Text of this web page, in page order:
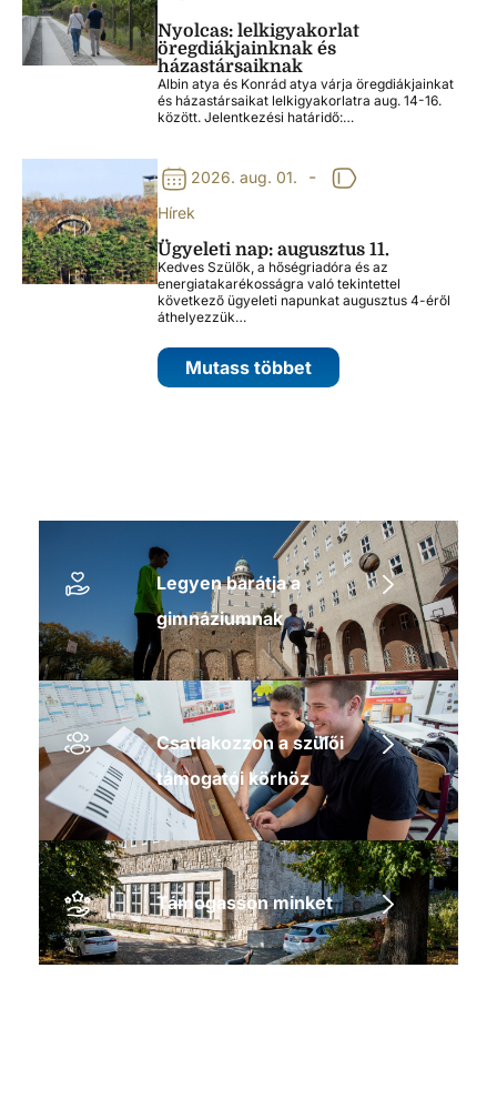
Nyolcas: lelkigyakorlat
öregdiákjainknak és
házastársaiknak
Albin atya és Konrád atya várja öregdiákjainkat
és házastársaikat lelkigyakorlatra aug. 14-16.
között. Jelentkezési határidő:…
2026. aug. 01. -
Hírek
Ügyeleti nap: augusztus 11.
Kedves Szülők, a hőségriadóra és az
energiatakarékosságra való tekintettel
következő ügyeleti napunkat augusztus 4-éről
áthelyezzük…
Mutass többet
Legyen barátja a
gimnáziumnak
Csatlakozzon a szülői
támogatói körhöz
Támogasson minket